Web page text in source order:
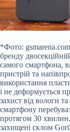
*Фото:
бренду
самого смартфона,
пристрій та
використання
і не деформується
захист від вологи
смартфону
протягом 30
захищені склом